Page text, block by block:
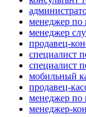
менеджер по
менеджер
продавец-
специалист
специалист
мобильный
продавец-
менеджер по
менеджер-